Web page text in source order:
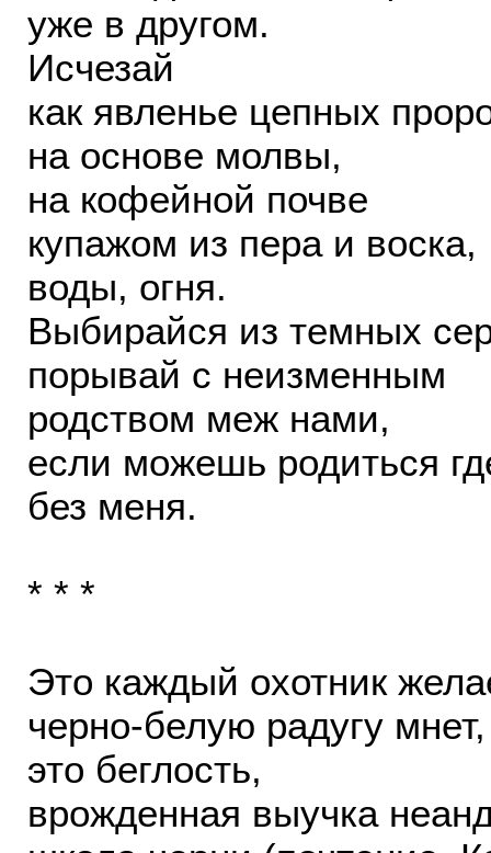
уже в другом.
Исчезай
как явленье цепных
на основе молвы,
на кофейной почве
купажом из пера и воска,
воды, огня.
Выбирайся из темных
порывай с неизменным
родством меж нами,
если можешь родиться
без меня.
* * *
Это каждый охотник
черно-белую радугу
это беглость,
врожденная выучка